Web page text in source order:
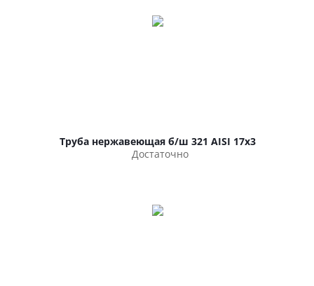
Труба нержавеющая б/ш 321 AISI 17х3
Достаточно